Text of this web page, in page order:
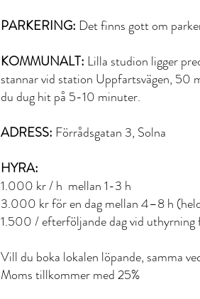
PARKERING: Det finns gott om
KOMMUNALT: Lilla studion ligger
stannar vid station Uppfartsvägen, 50
du dug hit på 5-10 minuter.
ADRESS: Förrådsgatan 3, Solna
HYRA:
1.000 kr / h mellan 1-3 h
3.000 kr för en dag mellan 4–8 h
1.500 / efterföljande dag vid uthyrning
Vill du boka lokalen löpande, samma
Moms tillkommer med 25%